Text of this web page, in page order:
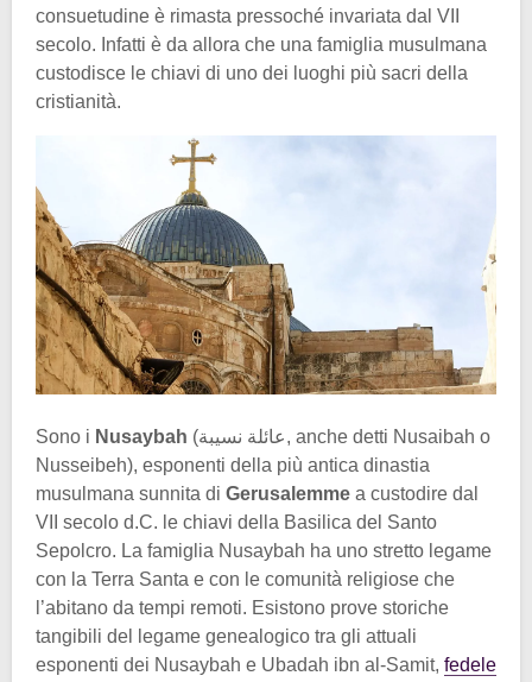
consuetudine è rimasta pressoché invariata dal VII
secolo. Infatti è da allora che una famiglia musulmana
custodisce le chiavi di uno dei luoghi più sacri della
cristianità.
Sono i Nusaybah (عائلة نسيبة, anche detti Nusaibah o
Nusseibeh), esponenti della più antica dinastia
musulmana sunnita di Gerusalemme a custodire dal
VII secolo d.C. le chiavi della Basilica del Santo
Sepolcro. La famiglia Nusaybah ha uno stretto legame
con la Terra Santa e con le comunità religiose che
l’abitano da tempi remoti. Esistono prove storiche
tangibili del legame genealogico tra gli attuali
esponenti dei Nusaybah e Ubadah ibn al-Samit, fedele